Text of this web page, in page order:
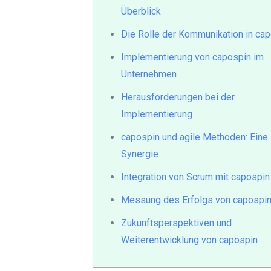
Überblick
Die Rolle der Kommunikation in
Implementierung von capospin im
Unternehmen
Herausforderungen bei der
Implementierung
capospin und agile Methoden: Eine
Synergie
Integration von Scrum mit capospin
Messung des Erfolgs von capospin
Zukunftsperspektiven und
Weiterentwicklung von capospin